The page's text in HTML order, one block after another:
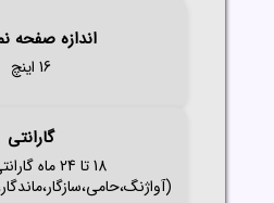
اندازه صفحه
16 اینچ
گارانتی
18 تا 24 ماه